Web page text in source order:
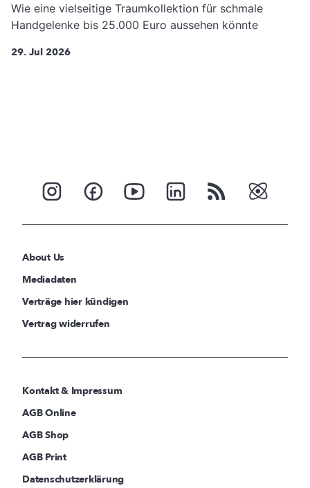
Wie eine vielseitige Traumkollektion für schmale
Handgelenke bis 25.000 Euro aussehen könnte
29. Jul 2026
About Us
Mediadaten
Verträge hier kündigen
Vertrag widerrufen
Kontakt & Impressum
AGB Online
AGB Shop
AGB Print
Datenschutzerklärung